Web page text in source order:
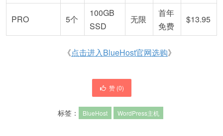
PRO 5个
100GB
SSD
无限
首年
免费
$13.95
《点击进入BlueHost官网选购》
赞 (0)
标签： BlueHost WordPress主机